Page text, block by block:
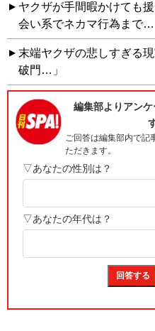
ヤクザが手間暇かけても
会い系でネカマ行為まで…
末端ヤクザの悲しすぎる
破門…」